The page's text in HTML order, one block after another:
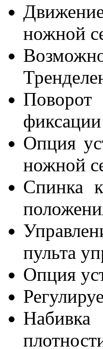
ножной
Поворот
Опция
ножной
Спинка
пульта
Опция